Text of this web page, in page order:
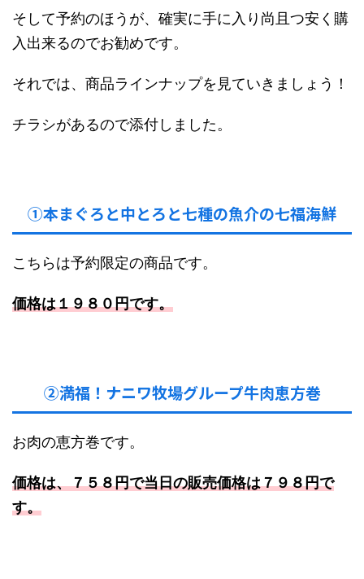
そして予約のほうが、確実に手に入り尚且つ安く購
入出来るのでお勧めです。
それでは、商品ラインナップを見ていきましょう！
チラシがあるので添付しました。
①本まぐろと中とろと七種の魚介の七福海鮮
こちらは予約限定の商品です。
価格は１９８０円です。
②満福！ナニワ牧場グループ牛肉恵方巻
お肉の恵方巻です。
価格は、７５８円で当日の販売価格は７９８円で
す。